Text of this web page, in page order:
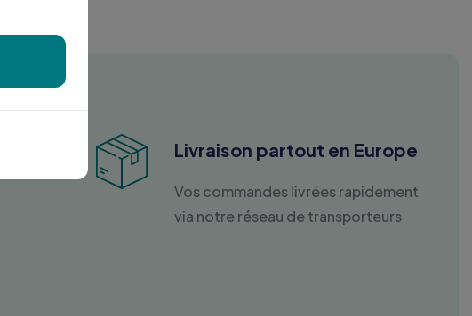
Livraison partout en Europe
Vos commandes livrées rapidement
via notre réseau de transporteurs